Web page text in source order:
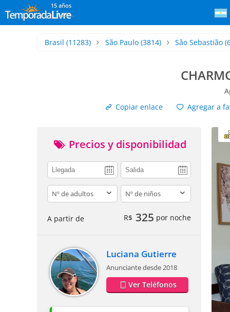
15 años
Brasil (11283) São Paulo(3814) São Sebastião
Copiar enlace
Agregar a
Precios y disponibilidad
adults children
A partir de R$ 325 por noche
Luciana Gutierre
Anunciante desde 2018
Ver Teléfonos